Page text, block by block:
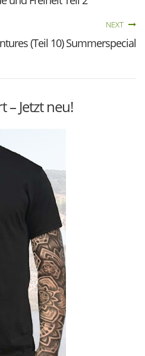
NEXT
(Teil 10) Summerspecial
– Jetzt neu!